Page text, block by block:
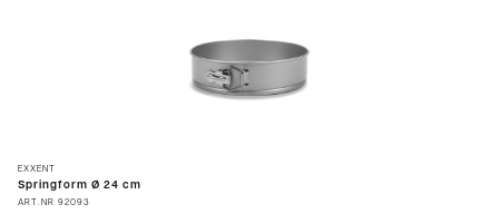
EXXENT
Springform Ø 24 cm
ART.NR 92093